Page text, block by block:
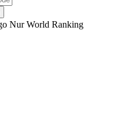
Nur World Ranking